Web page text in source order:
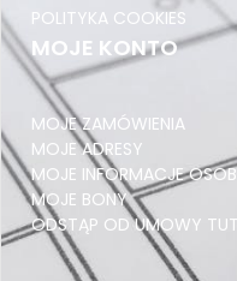
KOPERTY KURIERSKIE
NOŻYKI I OSTRZA
PRZEDZIAŁ
Pocztex Kurier L
ZABEZPIECZENIA DO
TEKTURA FALISTA
POLITYKA COOKIES
MOJE KONTO
MOJE ZAMÓWIENIA
MOJE ADRESY
MOJE INFORMACJE
MOJE BONY
ODSTĄP OD UMOWY